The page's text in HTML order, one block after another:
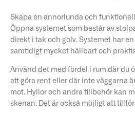
Skapa en annorlunda och
Öppna systemet som består av
direkt i tak och golv. Systemet har
samtidigt mycket hållbart och
Använd det med fördel i rum där du
att göra rent eller där inte väggarna
mot. Hyllor och andra tillbehör kan
skenan. Det är också möjligt att